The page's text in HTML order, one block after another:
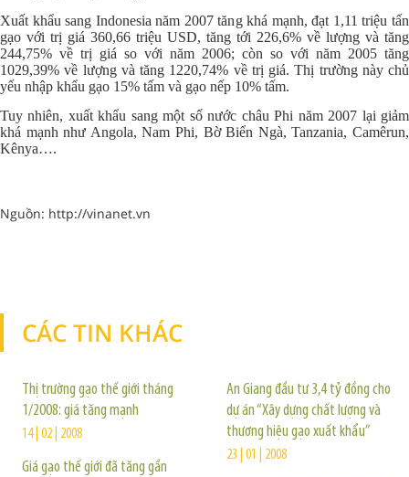
Xuất khẩu sang Indonesia năm 2007 tăng khá mạnh, đạt 1,11 triệu tấn
gạo với trị giá 360,66 triệu USD, tăng tới 226,6% về lượng và tăng
244,75% về trị giá so với năm 2006; còn so với năm 2005 tăng
1029,39% về lượng và tăng 1220,74% về trị giá. Thị trường này chủ
yếu nhập khẩu gạo 15% tấm và gạo nếp 10% tấm.
Tuy nhiên, xuất khẩu sang một số nước châu Phi năm 2007 lại giảm
khá mạnh như Angola, Nam Phi, Bờ Biển Ngà, Tanzania, Camêrun,
Kênya….
Nguồn: http://vinanet.vn
CÁC TIN KHÁC
Thị trường gạo thế giới tháng
1/2008: giá tăng mạnh
14 | 02 | 2008
Giá gạo thế giới đã tăng gần
An Giang đầu tư 3,4 tỷ đồng cho
dự án “Xây dựng chất lượng và
thương hiệu gạo xuất khẩu”
23 | 01 | 2008